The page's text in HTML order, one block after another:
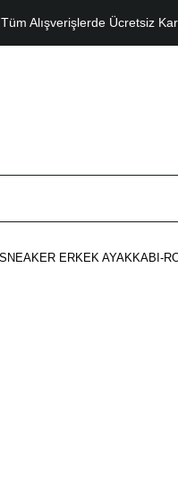
Tüm Alışverişlerde Ücretsiz